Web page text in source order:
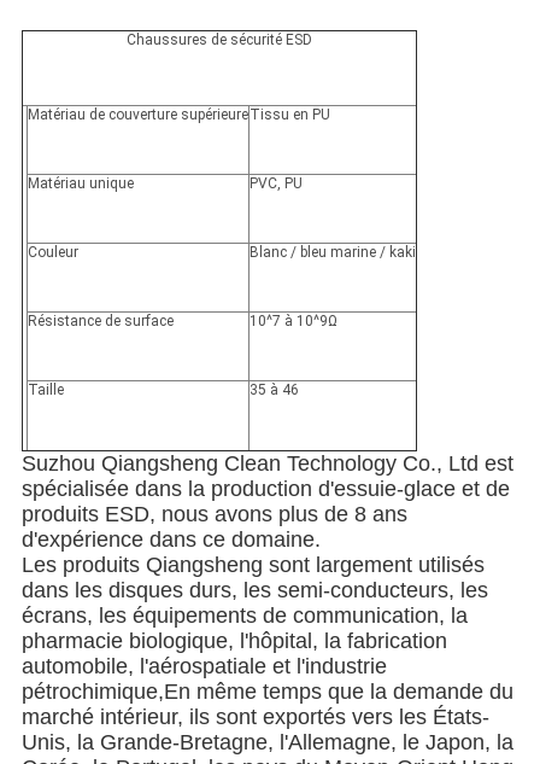
Chaussures de sécurité ESD
Matériau de couverture supérieureTissu en PU
Matériau unique PVC, PU
Couleur Blanc / bleu marine / kaki
Résistance de surface 10^7 à 10^9Ω
Taille 35 à 46
Suzhou Qiangsheng Clean Technology Co., Ltd est
spécialisée dans la production d'essuie-glace et de
produits ESD, nous avons plus de 8 ans
d'expérience dans ce domaine.
Les produits Qiangsheng sont largement utilisés
dans les disques durs, les semi-conducteurs, les
écrans, les équipements de communication, la
pharmacie biologique, l'hôpital, la fabrication
automobile, l'aérospatiale et l'industrie
pétrochimique,En même temps que la demande du
marché intérieur, ils sont exportés vers les États-
Unis, la Grande-Bretagne, l'Allemagne, le Japon, la